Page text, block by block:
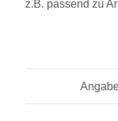
z.B. passend zu